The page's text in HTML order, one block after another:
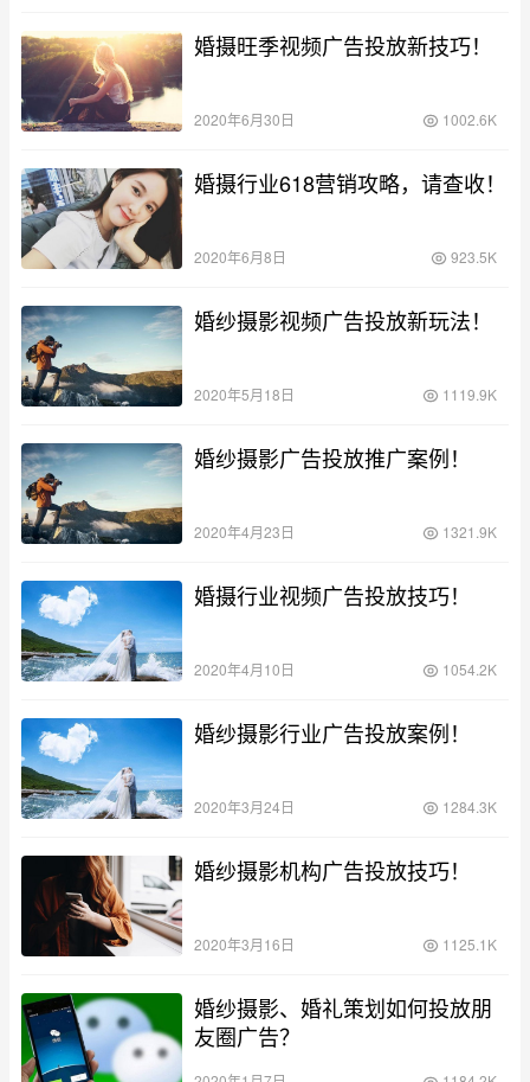
婚摄旺季视频广告投放新技巧！
2020年6月30日 1002.6K
婚摄行业618营销攻略，请查收！
2020年6月8日 923.5K
婚纱摄影视频广告投放新玩法！
2020年5月18日 1119.9K
婚纱摄影广告投放推广案例！
2020年4月23日 1321.9K
婚摄行业视频广告投放技巧！
2020年4月10日 1054.2K
婚纱摄影行业广告投放案例！
2020年3月24日 1284.3K
婚纱摄影机构广告投放技巧！
2020年3月16日 1125.1K
婚纱摄影、婚礼策划如何投放朋
友圈广告？